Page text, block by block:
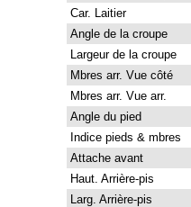
Car. Laitier
Angle de la croupe
Largeur de la croupe
Mbres arr. Vue côté
Mbres arr. Vue arr.
Angle du pied
Indice pieds & mbres
Attache avant
Haut. Arrière-pis
Larg. Arrière-pis